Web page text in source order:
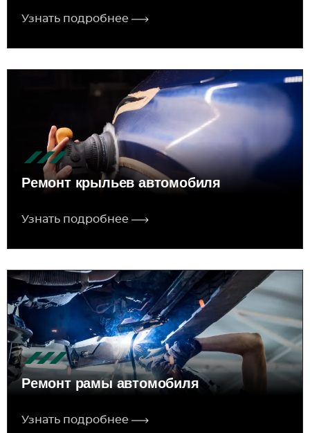
Узнать подробнее
Ремонт крыльев автомобиля
Узнать подробнее
Ремонт рамы автомобиля
Узнать подробнее